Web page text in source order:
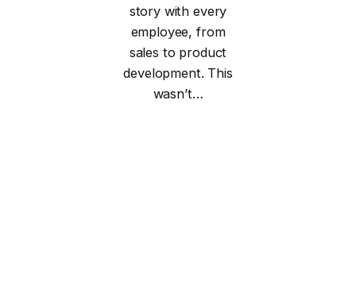
story with every
employee, from
sales to product
development. This
wasn’t…